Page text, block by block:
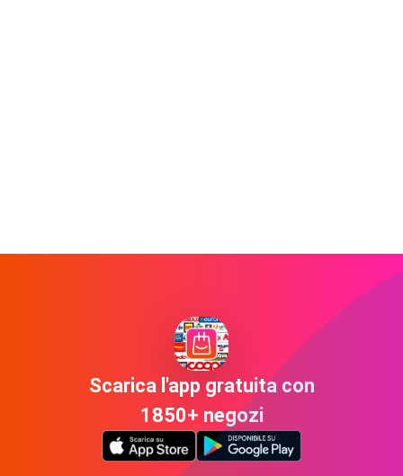
Scarica l'app gratuita con
1850+ negozi